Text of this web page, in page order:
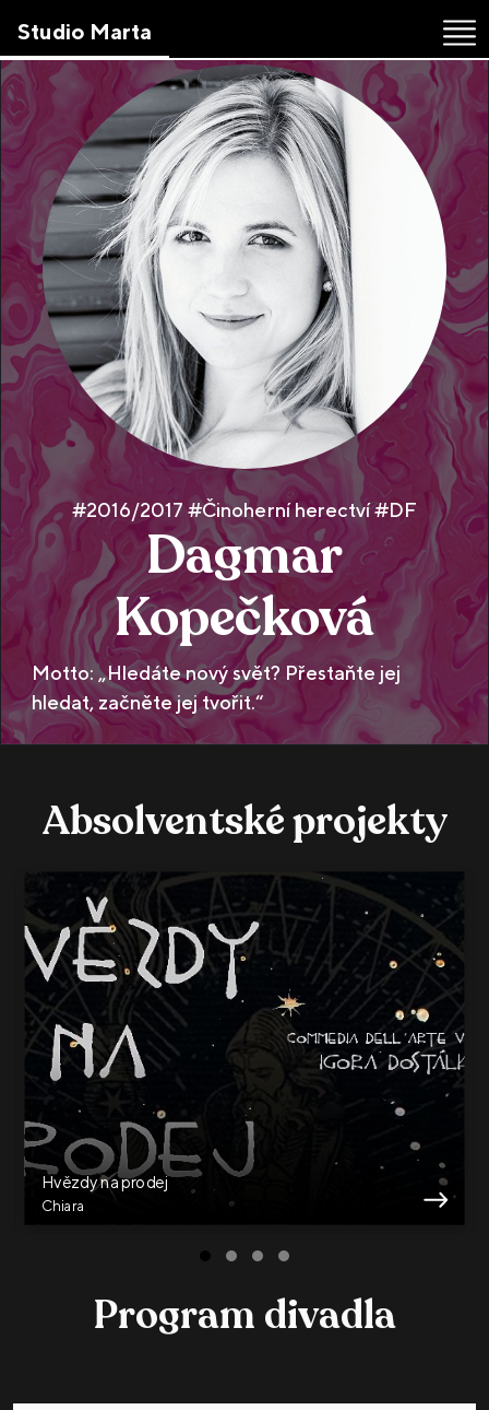
the
content
↷
Studio Marta
#2016/2017 #Činoherní herectví #DF
Dagmar
Kopečková
Motto: „Hledáte nový svět? Přestaňte jej
hledat, začněte jej tvořit.“
Absolventské projekty
Hvězdy na prodej
Chiara
Program divadla